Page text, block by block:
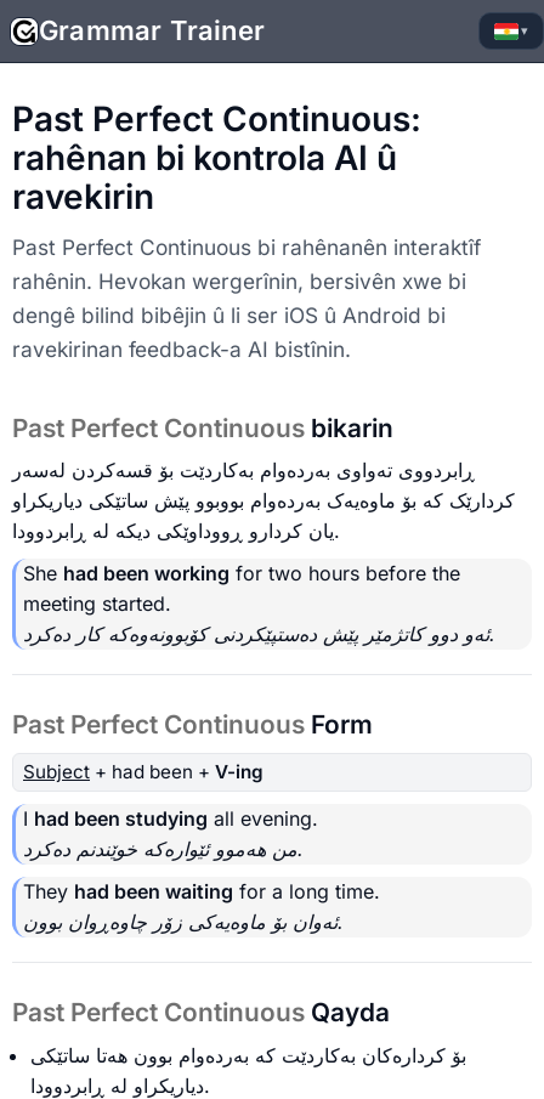
Grammar Trainer ▾
Past Perfect Continuous:
rahênan bi kontrola AI û
ravekirin
Past Perfect Continuous bi rahênanên interaktîf
rahênin. Hevokan wergerînin, bersivên xwe bi
dengê bilind bibêjin û li ser iOS û Android bi
ravekirinan feedback-a AI bistînin.
Past Perfect Continuous bikarin
ڕابردووی تەواوی بەردەوام بەکاردێت بۆ قسەکردن لەسەر
کردارێک کە بۆ ماوەیەک بەردەوام بووبوو پێش ساتێکی دیاریکراو
یان کردارو ڕووداوێکی دیکە لە ڕابردوودا.
She had been working for two hours before the
meeting started.
ئەو دوو کاتژمێر پێش دەستپێکردنی کۆبوونەوەکە کار دەکرد.
Past Perfect Continuous Form
Subject + had been + V-ing
I had been studying all evening.
من هەموو ئێوارەکە خوێندنم دەکرد.
They had been waiting for a long time.
ئەوان بۆ ماوەیەکی زۆر چاوەڕوان بوون.
Past Perfect Continuous Qayda
بۆ کردارەکان بەکاردێت کە بەردەوام بوون هەتا ساتێکی
دیاریکراو لە ڕابردوودا.